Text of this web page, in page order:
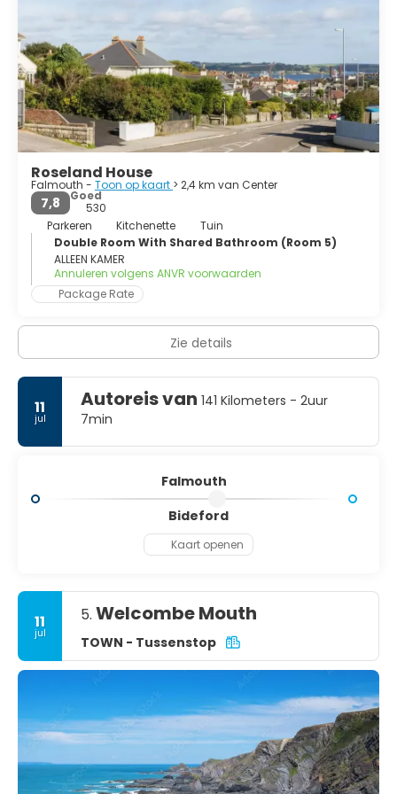
to King George III, after declaring the Principality of
Asturias the war against Napoleon.
Roseland House
Falmouth - Toon op kaart > 2,4 km van Center
7,8
Goed
530
Parkeren
Kitchenette
Tuin
Double Room With Shared Bathroom (Room 5)
ALLEEN KAMER
Annuleren volgens ANVR voorwaarden
Package Rate
Zie details
11
jul
Autoreis van 141 Kilometers - 2uur
7min
Falmouth
Bideford
Kaart openen
11
jul
5. Welcombe Mouth
TOWN - Tussenstop